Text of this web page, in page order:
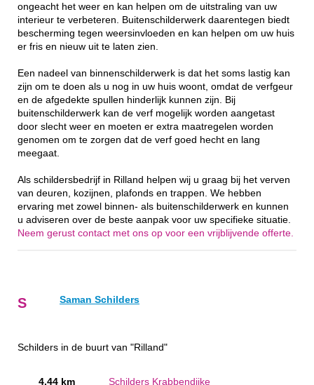
ongeacht het weer en kan helpen om de uitstraling van uw
interieur te verbeteren. Buitenschilderwerk daarentegen biedt
bescherming tegen weersinvloeden en kan helpen om uw huis
er fris en nieuw uit te laten zien.
Een nadeel van binnenschilderwerk is dat het soms lastig kan
zijn om te doen als u nog in uw huis woont, omdat de verfgeur
en de afgedekte spullen hinderlijk kunnen zijn. Bij
buitenschilderwerk kan de verf mogelijk worden aangetast
door slecht weer en moeten er extra maatregelen worden
genomen om te zorgen dat de verf goed hecht en lang
meegaat.
Als schildersbedrijf in Rilland helpen wij u graag bij het verven
van deuren, kozijnen, plafonds en trappen. We hebben
ervaring met zowel binnen- als buitenschilderwerk en kunnen
u adviseren over de beste aanpak voor uw specifieke situatie.
Neem gerust contact met ons op voor een vrijblijvende offerte.
S Saman Schilders
Schilders in de buurt van "Rilland"
4.44 km Schilders Krabbendijke